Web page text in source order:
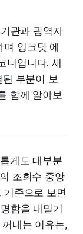
관과 광역자
며 잉크닷 에
너입니다. 새
부분이 보
함께 알아보
게도 대부분
조회수 중앙
기준으로 보면
함을 내밀기
내는 이유는,